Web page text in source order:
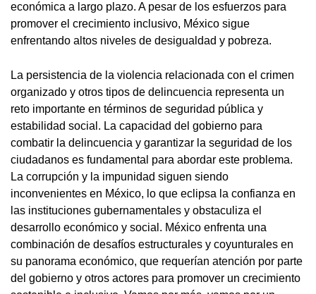
económica a largo plazo. A pesar de los esfuerzos para
promover el crecimiento inclusivo, México sigue
enfrentando altos niveles de desigualdad y pobreza.
La persistencia de la violencia relacionada con el crimen
organizado y otros tipos de delincuencia representa un
reto importante en términos de seguridad pública y
estabilidad social. La capacidad del gobierno para
combatir la delincuencia y garantizar la seguridad de los
ciudadanos es fundamental para abordar este problema.
La corrupción y la impunidad siguen siendo
inconvenientes en México, lo que eclipsa la confianza en
las instituciones gubernamentales y obstaculiza el
desarrollo económico y social. México enfrenta una
combinación de desafíos estructurales y coyunturales en
su panorama económico, que requerían atención por parte
del gobierno y otros actores para promover un crecimiento